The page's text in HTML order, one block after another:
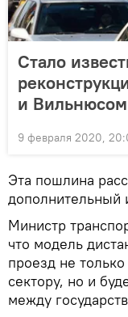
Стало
и Вильнюсом
9 февраля 2020,
Эта пошлина
дополнительный
Министр
что модель
проезд не
сектору, но и
между